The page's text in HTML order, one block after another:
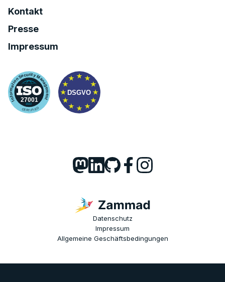
Kontakt
Presse
Impressum
Datenschutz
Impressum
Allgemeine Geschäftsbedingungen